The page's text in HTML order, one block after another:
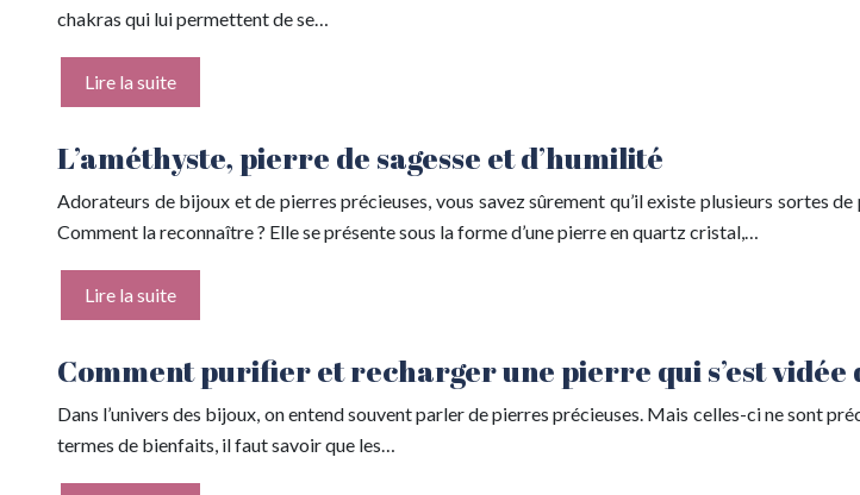
chakras qui lui permettent de se…
Lire la suite
L’améthyste, pierre de sagesse et d’humilité
Adorateurs de bijoux et de pierres précieuses, vous savez sûrement qu’il existe plusieurs sortes
Comment la reconnaître ? Elle se présente sous la forme d’une pierre en quartz cristal,…
Lire la suite
Comment purifier et recharger une pierre qui s’est vidée
Dans l’univers des bijoux, on entend souvent parler de pierres précieuses. Mais celles-ci ne sont
termes de bienfaits, il faut savoir que les…